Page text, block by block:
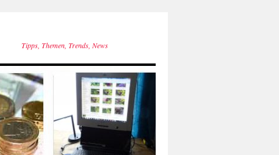
Tipps, Themen, Trends, News